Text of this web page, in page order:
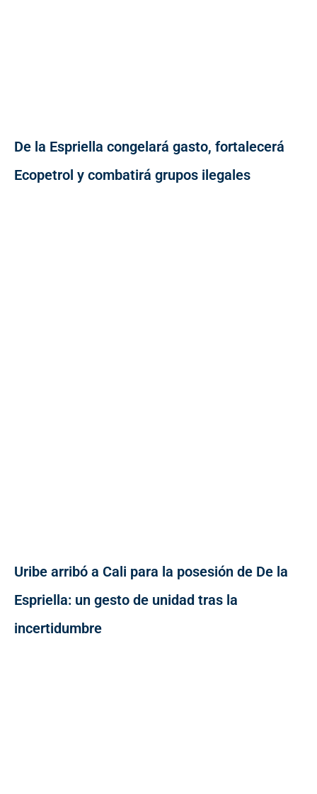
De la Espriella congelará gasto, fortalecerá
Ecopetrol y combatirá grupos ilegales
Uribe arribó a Cali para la posesión de De la
Espriella: un gesto de unidad tras la
incertidumbre